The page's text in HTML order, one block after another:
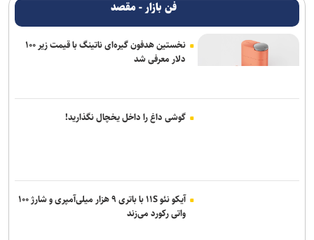
فن بازار - مقصد
نخستین هدفون گیره‌ای ناتینگ با قیمت زیر ۱۰۰
دلار معرفی شد
گوشی داغ را داخل یخچال نگذارید!
آیکو نئو ۱۱S با باتری ۹ هزار میلی‌آمپری و شارژ ۱۰۰
واتی رکورد می‌زند